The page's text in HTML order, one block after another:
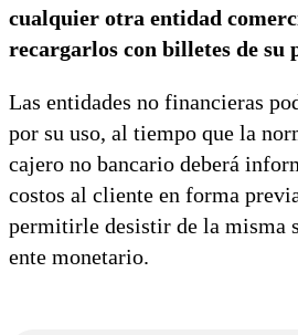
cualquier otra entidad
recargarlos con billetes de su
Las entidades no financieras
por su uso, al tiempo que la
cajero no bancario deberá
costos al cliente en forma
permitirle desistir de la misma
ente monetario.